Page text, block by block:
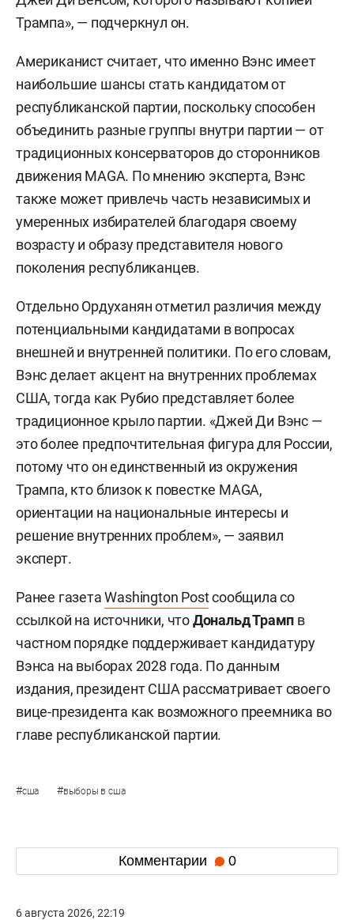
Трампа», — подчеркнул он.
Американист считает, что именно Вэнс имеет
наибольшие шансы стать кандидатом от
республиканской партии, поскольку способен
объединить разные группы внутри партии — от
традиционных консерваторов до сторонников
движения MAGA. По мнению эксперта, Вэнс
также может привлечь часть независимых и
умеренных избирателей благодаря своему
возрасту и образу представителя нового
поколения республиканцев.
Отдельно Ордуханян отметил различия между
потенциальными кандидатами в вопросах
внешней и внутренней политики. По его словам,
Вэнс делает акцент на внутренних проблемах
США, тогда как Рубио представляет более
традиционное крыло партии. «Джей Ди Вэнс —
это более предпочтительная фигура для России,
потому что он единственный из окружения
Трампа, кто близок к повестке MAGA,
ориентации на национальные интересы и
решение внутренних проблем», — заявил
эксперт.
Ранее газетаWashington Postсообщила со
ссылкой на источники, чтоДональд Трамп в
частном порядке поддерживает кандидатуру
Вэнса на выборах 2028 года. По данным
издания, президент США рассматривает своего
вице-президента как возможного преемника во
главе республиканской партии.
#сша #выборы в сша
Комментарии 0
6 августа 2026, 22:19